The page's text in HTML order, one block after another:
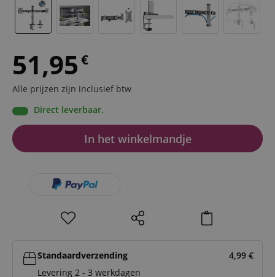
51,95 €
Alle prijzen zijn inclusief btw
Direct leverbaar.
In het winkelmandje
Standaardverzending 4,99 €
Levering 2 - 3 werkdagen